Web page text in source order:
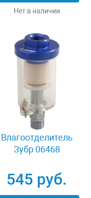
Нет в наличии
Влагоотделитель
Зубр 06468
545 руб.